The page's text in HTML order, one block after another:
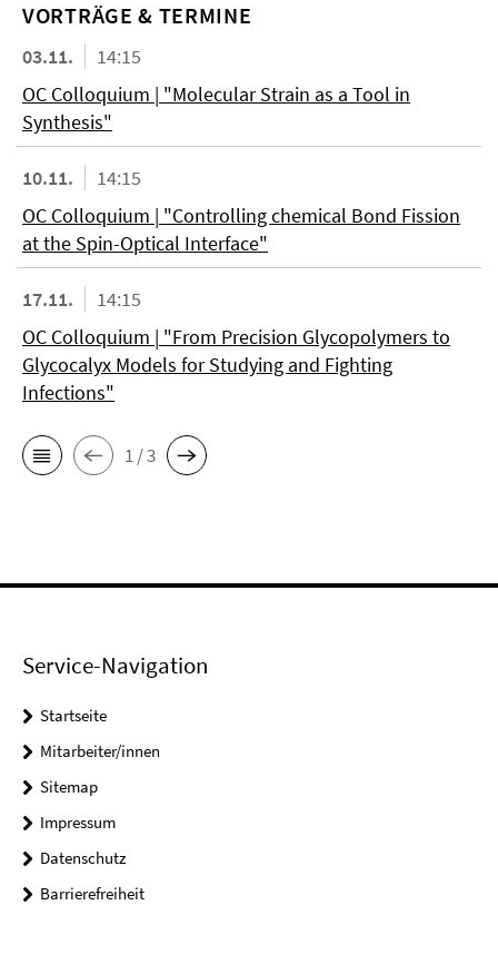
VORTRÄGE & TERMINE
03.11.
14:15
OC Colloquium | "Molecular Strain as a Tool in
Synthesis"
10.11.
14:15
OC Colloquium | "Controlling chemical Bond Fission
at the Spin-Optical Interface"
17.11.
14:15
OC Colloquium | "From Precision Glycopolymers to
Glycocalyx Models for Studying and Fighting
Infections"
1 / 3
Service-Navigation
Startseite
Mitarbeiter/innen
Sitemap
Impressum
Datenschutz
Barrierefreiheit